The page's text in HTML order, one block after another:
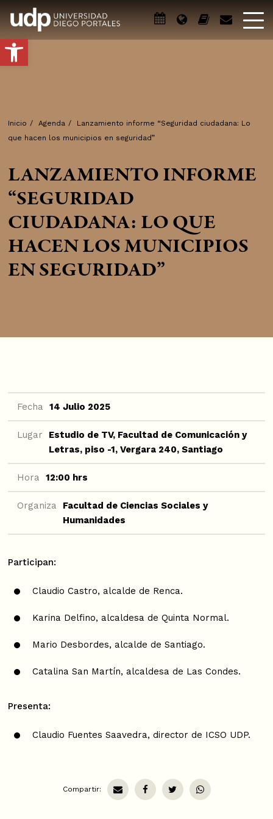
Abrir barra de herramientas
Inicio / Agenda /
Lanzamiento informe “Seguridad ciudadana: Lo
que hacen los municipios en seguridad”
LANZAMIENTO INFORME
“SEGURIDAD
CIUDADANA: LO QUE
HACEN LOS MUNICIPIOS
EN SEGURIDAD”
Fecha 14 Julio 2025
Lugar
Estudio de TV, Facultad de Comunicación y
Letras, piso -1, Vergara 240, Santiago
Hora 12:00 hrs
Organiza
Facultad de Ciencias Sociales y
Humanidades
Participan:
Claudio Castro, alcalde de Renca.
Karina Delfino, alcaldesa de Quinta Normal.
Mario Desbordes, alcalde de Santiago.
Catalina San Martín, alcaldesa de Las Condes.
Presenta:
Claudio Fuentes Saavedra, director de ICSO UDP.
Compartir: